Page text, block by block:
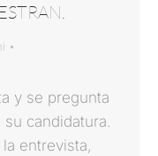
y se pregunta
candidatura.
entrevista,